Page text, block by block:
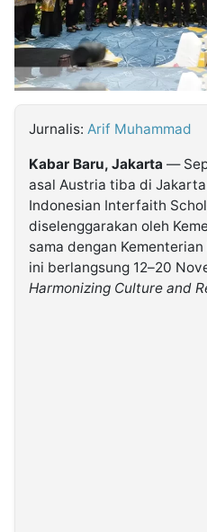
Follow
Kabarbaru
Kabarbaru.co
Jurnalis: Arif Muhammad
Kabar Baru, Jakarta —
asal Austria tiba di
Indonesian Interfaith
diselenggarakan oleh
sama dengan
ini berlangsung 12–20
Harmonizing Culture and